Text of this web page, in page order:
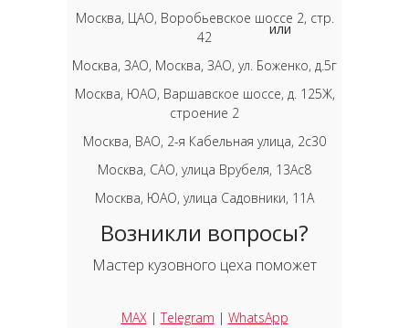
Москва, ЦАО, Воробьевское шоссе 2, стр.
42
Москва, ЗАО, Москва, ЗАО, ул. Боженко, д.5г
Москва, ЮАО, Варшавское шоссе, д. 125Ж,
строение 2
Москва, ВАО, 2-я Кабельная улица, 2с30
Москва, САО, улица Врубеля, 13Ас8
Москва, ЮАО, улица Садовники, 11А
Возникли вопросы?
Мастер кузовного цеха поможет
MAX|Telegram | WhatsApp
или